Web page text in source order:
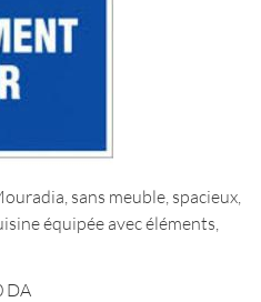
sans meuble, spacieux,
équipée avec éléments,
DA